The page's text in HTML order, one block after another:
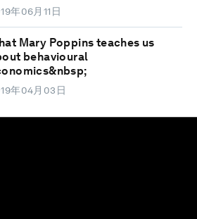
年06月11日
Mary Poppins teaches us
behavioural
年04月03日